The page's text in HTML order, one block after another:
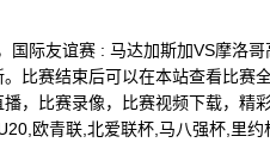
国际友谊赛 : 马达加斯加VS摩洛
比赛结束后可以在本站查看比赛
，比赛录像，比赛视频下载，精
欧青联,北爱联杯,马八强杯,里约